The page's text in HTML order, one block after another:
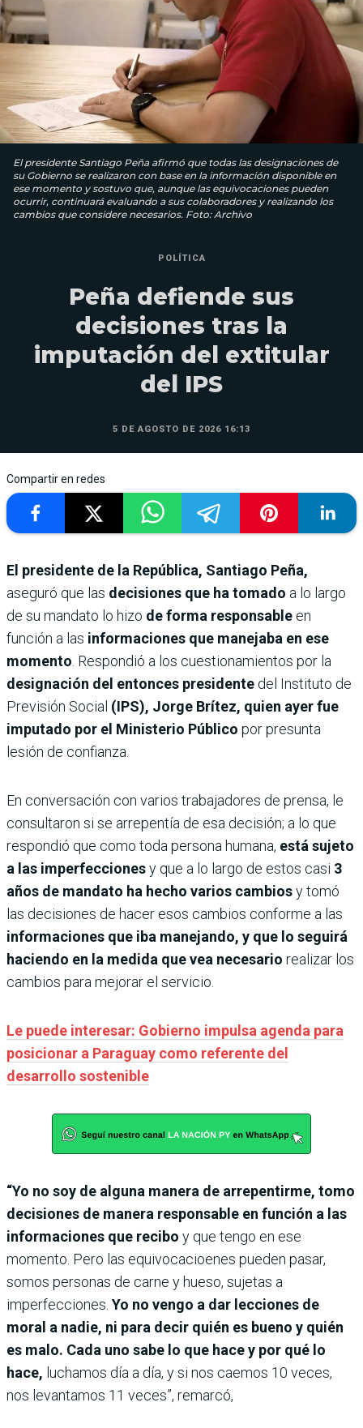
El presidente Santiago Peña afirmó que todas las designaciones de
su Gobierno se realizaron con base en la información disponible en
ese momento y sostuvo que, aunque las equivocaciones pueden
ocurrir, continuará evaluando a sus colaboradores y realizando los
cambios que considere necesarios. Foto: Archivo
POLÍTICA
Peña defiende sus
decisiones tras la
imputación del extitular
del IPS
5 DE AGOSTO DE 2026 16:13
Compartir en redes
El presidente de la República, Santiago Peña,
aseguró que las decisiones que ha tomado a lo largo
de su mandato lo hizo de forma responsable en
función a las informaciones que manejaba en ese
momento. Respondió a los cuestionamientos por la
designación del entonces presidente del Instituto de
Previsión Social (IPS), Jorge Brítez, quien ayer fue
imputado por el Ministerio Público por presunta
lesión de confianza.
En conversación con varios trabajadores de prensa, le
consultaron si se arrepentía de esa decisión; a lo que
respondió que como toda persona humana, está sujeto
a las imperfeccionesy que a lo largo de estos casi 3
años de mandato ha hecho varios cambiosy tomó
las decisiones de hacer esos cambios conforme a las
informaciones que iba manejando, y que lo seguirá
haciendo en la medida que vea necesario realizar los
cambios para mejorar el servicio.
Le puede interesar: Gobierno impulsa agenda para
posicionar a Paraguay como referente del
desarrollo sostenible
“Yo no soy de alguna manera de arrepentirme, tomo
decisiones de manera responsable en función a las
informaciones que recibo y que tengo en ese
momento. Pero las equivocacioenes pueden pasar,
somos personas de carne y hueso, sujetas a
imperfecciones. Yo no vengo a dar lecciones de
moral a nadie, ni para decir quién es bueno y quién
es malo. Cada uno sabe lo que hace y por qué lo
hace, luchamos día a día, y si nos caemos 10 veces,
nos levantamos 11 veces”, remarcó,